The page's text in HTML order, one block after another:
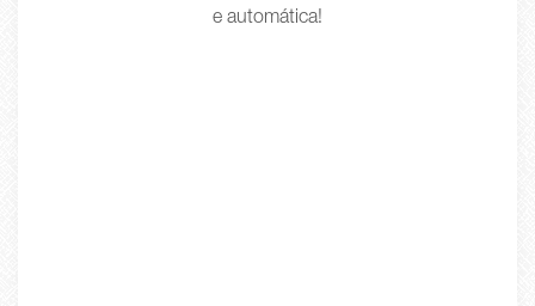
e automática!